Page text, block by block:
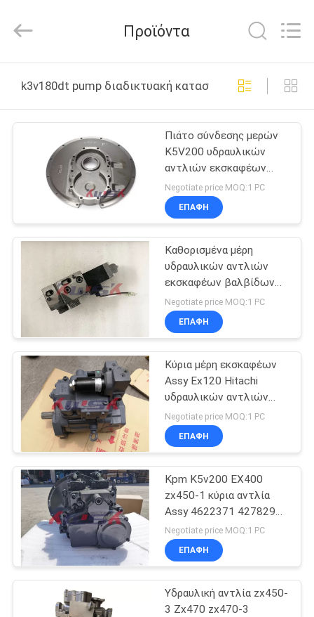
ΠΡΟΪΌΝΤΑ
ΠΕΡΊΠΟΥ
ΕΜΕΊΣ
ΓΎΡΟΣ
ΕΡΓΟΣΤΑΣΊΩΝ
ΠΟΙΟΤΙΚΌΣ
ΈΛΕΓΧΟΣ
ΜΑΣ
ΕΛΆΤΕ
ΣΕ
ΕΠΑΦΉ
ΜΕ
BLOG
ΖΗΤΉΣΤΕ
ΈΝΑ
ΑΠΌΣΠΑΣΜΑ
Commerce
All
Reserved.
Προϊόντα
k3v180dt pump διαδικτυακή κατασκευή
Πιάτο σύνδεσης μερών
K5V200 υδραυλικών
αντλιών εκσκαφέων
ZX450 Hitachi
Negotiate price MOQ:1 PC
ΕΠΑΦΉ
Καθορισμένα μέρη
υδραυλικών αντλιών
εκσκαφέων βαλβίδων
σωληνοειδών μερών
K3V112 εκσκαφέων
HD1430 HD820 Kato
Negotiate price MOQ:1 PC
ΕΠΑΦΉ
Κύρια μέρη εκσκαφέων
Assy Ex120 Hitachi
υδραυλικών αντλιών
εκσκαφέων αντλιών
K3V63S υδραυλικά
Negotiate price MOQ:1 PC
ΕΠΑΦΉ
Kpm K5v200 EX400
zx450-1 κύρια αντλία
Assy 4622371 4278291
4432815 K5V200DPH-
OE02 Hitachi
Negotiate price MOQ:1 PC
ΕΠΑΦΉ
Υδραυλική αντλία zx450-
3 Zx470 zx470-3